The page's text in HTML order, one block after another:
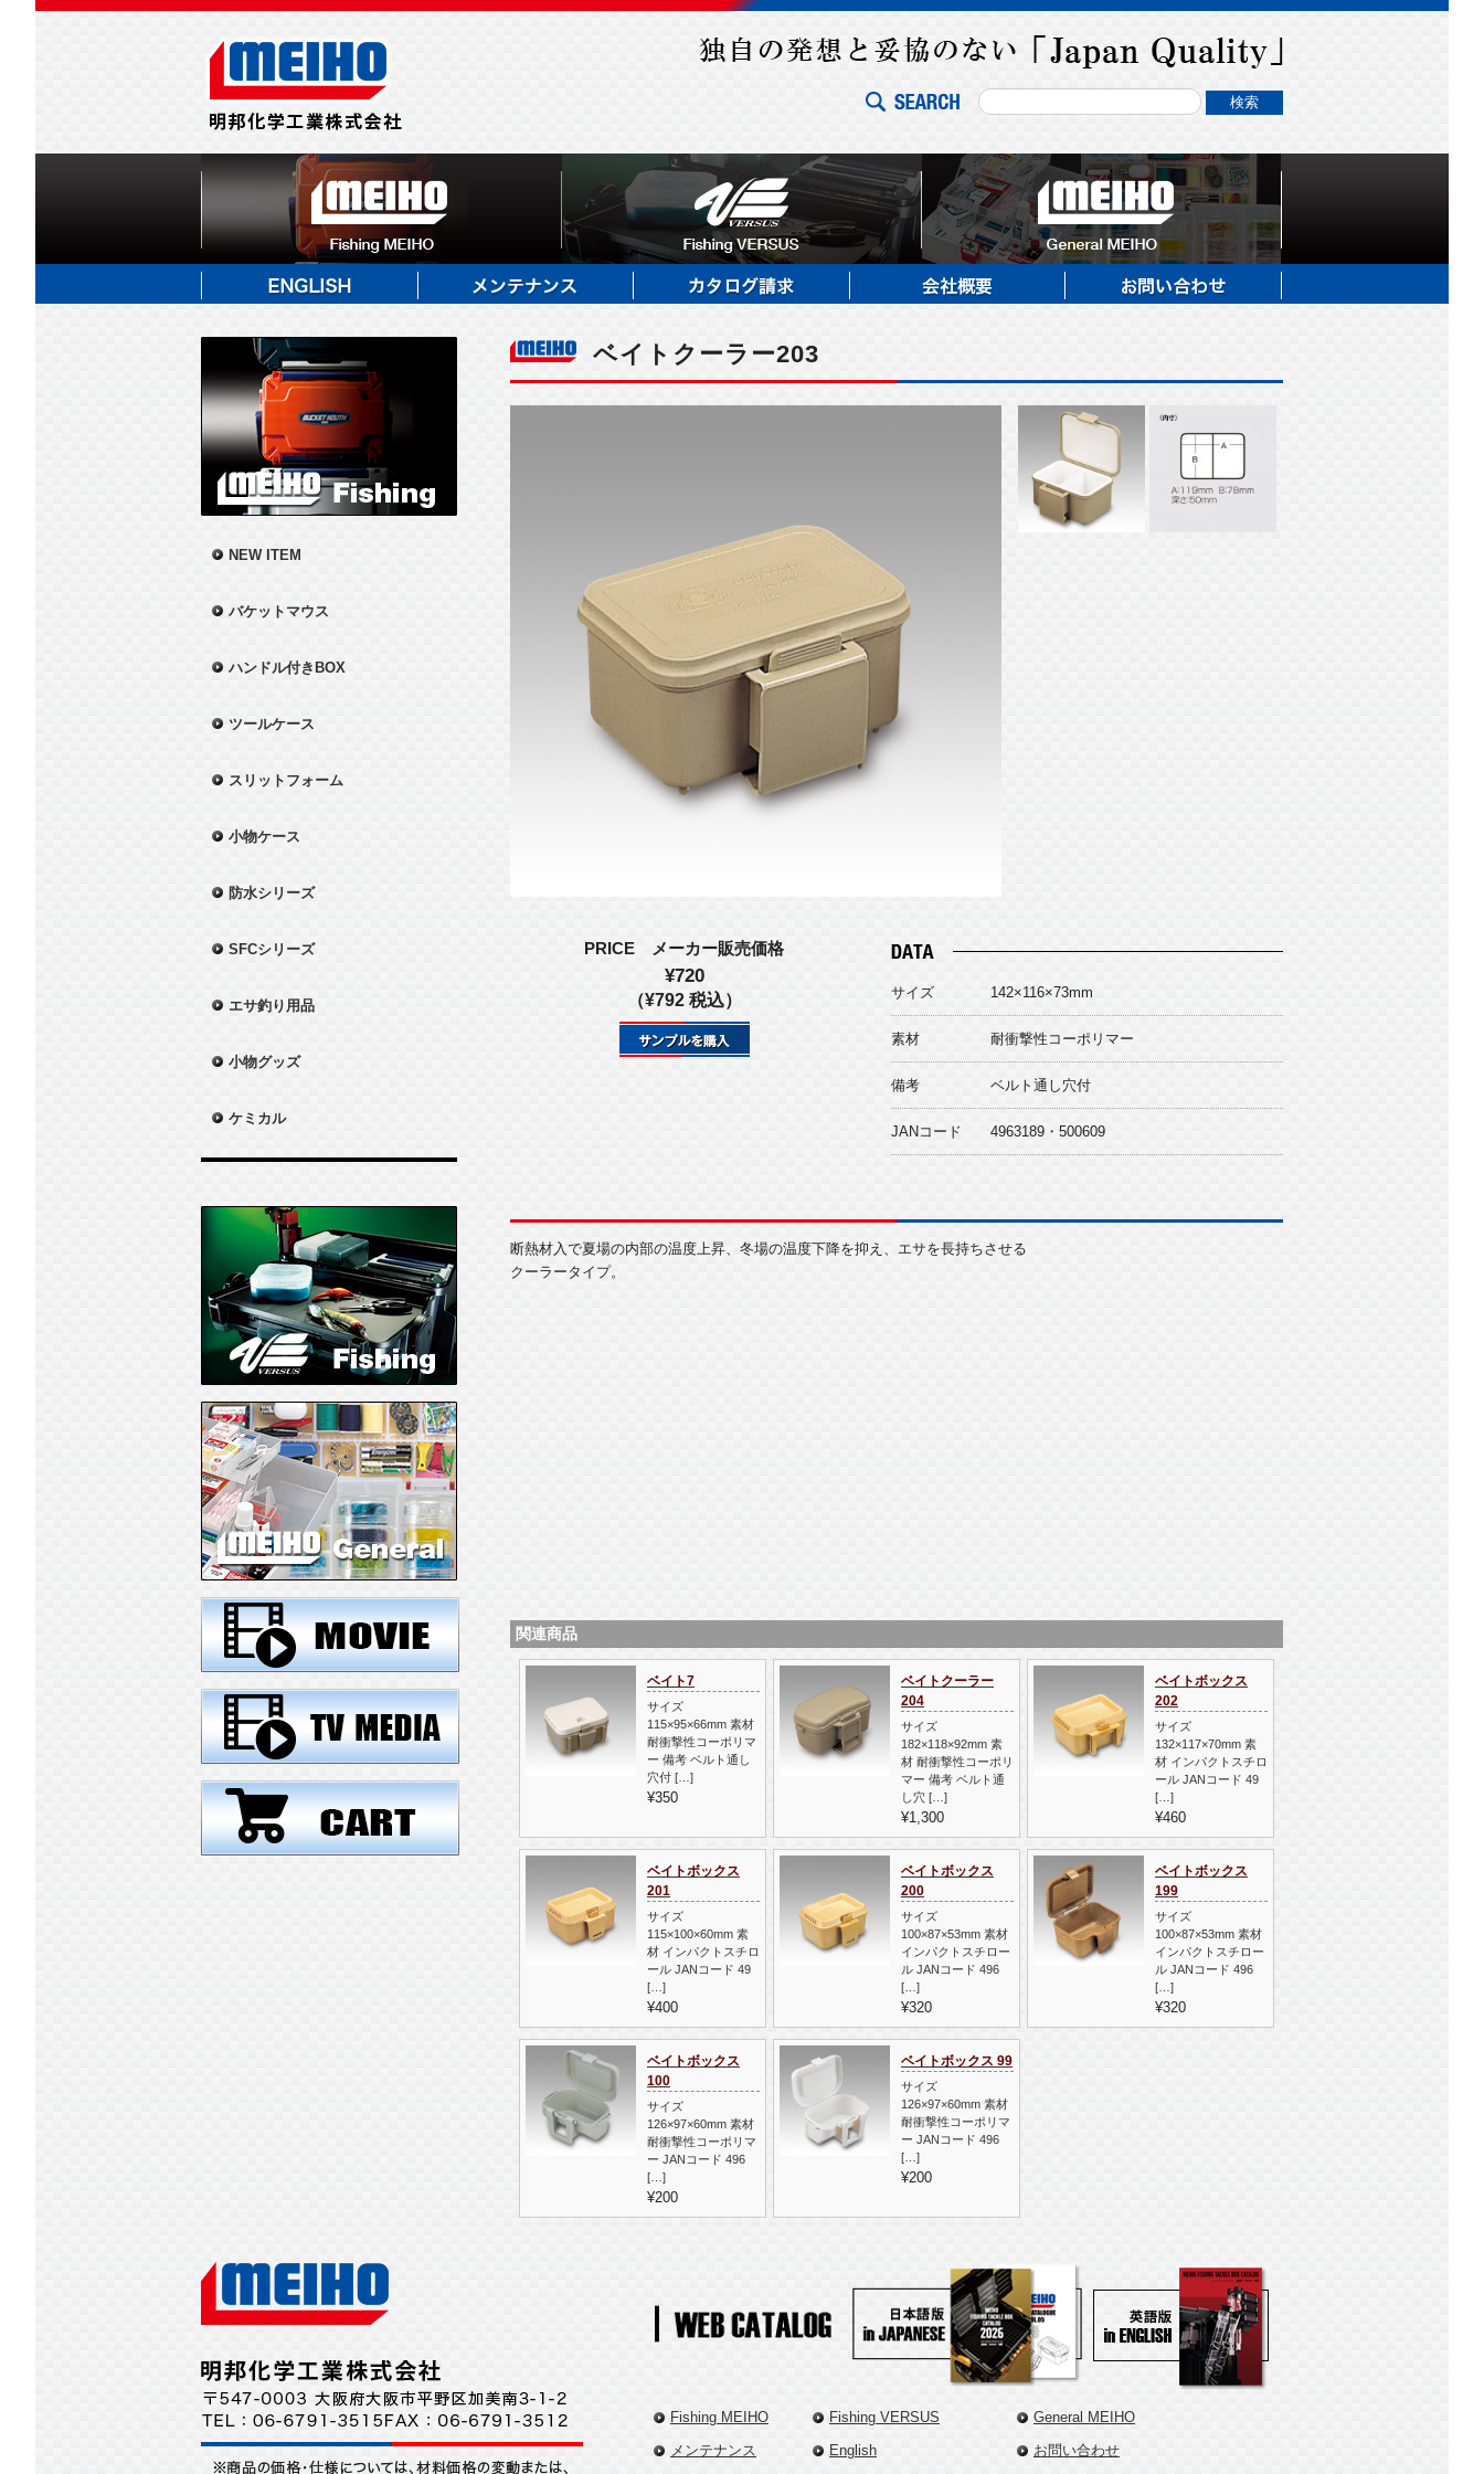
NEW ITEM
バケットマウス
ハンドル付きBOX
ツールケース
スリットフォーム
小物ケース
防水シリーズ
SFCシリーズ
エサ釣り用品
小物グッズ
ケミカル
ベイトクーラー203
PRICE メーカー販売価格
¥720
（¥792 税込） サイズ 142×116×73mm
素材 耐衝撃性コーポリマー
備考 ベルト通し穴付
JANコード 4963189・500609
断熱材入で夏場の内部の温度上昇、冬場の温度下降を抑え、エサを長持ちさせる
クーラータイプ。
関連商品
ベイト7
サイズ
115×95×66mm 素材
耐衝撃性コーポリマ
ー 備考 ベルト通し
穴付 […]
¥350
ベイトクーラー
204
サイズ
182×118×92mm 素
材 耐衝撃性コーポリ
マー 備考 ベルト通
し穴 […]
¥1,300
ベイトボックス
202
サイズ
132×117×70mm 素
材 インパクトスチロ
ール JANコード 49
[…]
¥460
ベイトボックス
201
サイズ
115×100×60mm 素
材 インパクトスチロ
ール JANコード 49
[…]
¥400
ベイトボックス
200
サイズ
100×87×53mm 素材
インパクトスチロー
ル JANコード 496
[…]
¥320
ベイトボックス
199
サイズ
100×87×53mm 素材
インパクトスチロー
ル JANコード 496
[…]
¥320
ベイトボックス
100
サイズ
126×97×60mm 素材
耐衝撃性コーポリマ
ー JANコード 496
[…]
¥200
ベイトボックス 99
サイズ
126×97×60mm 素材
耐衝撃性コーポリマ
ー JANコード 496
[…]
¥200
Fishing MEIHO
メンテナンス
Fishing VERSUS
English
General MEIHO
お問い合わせ